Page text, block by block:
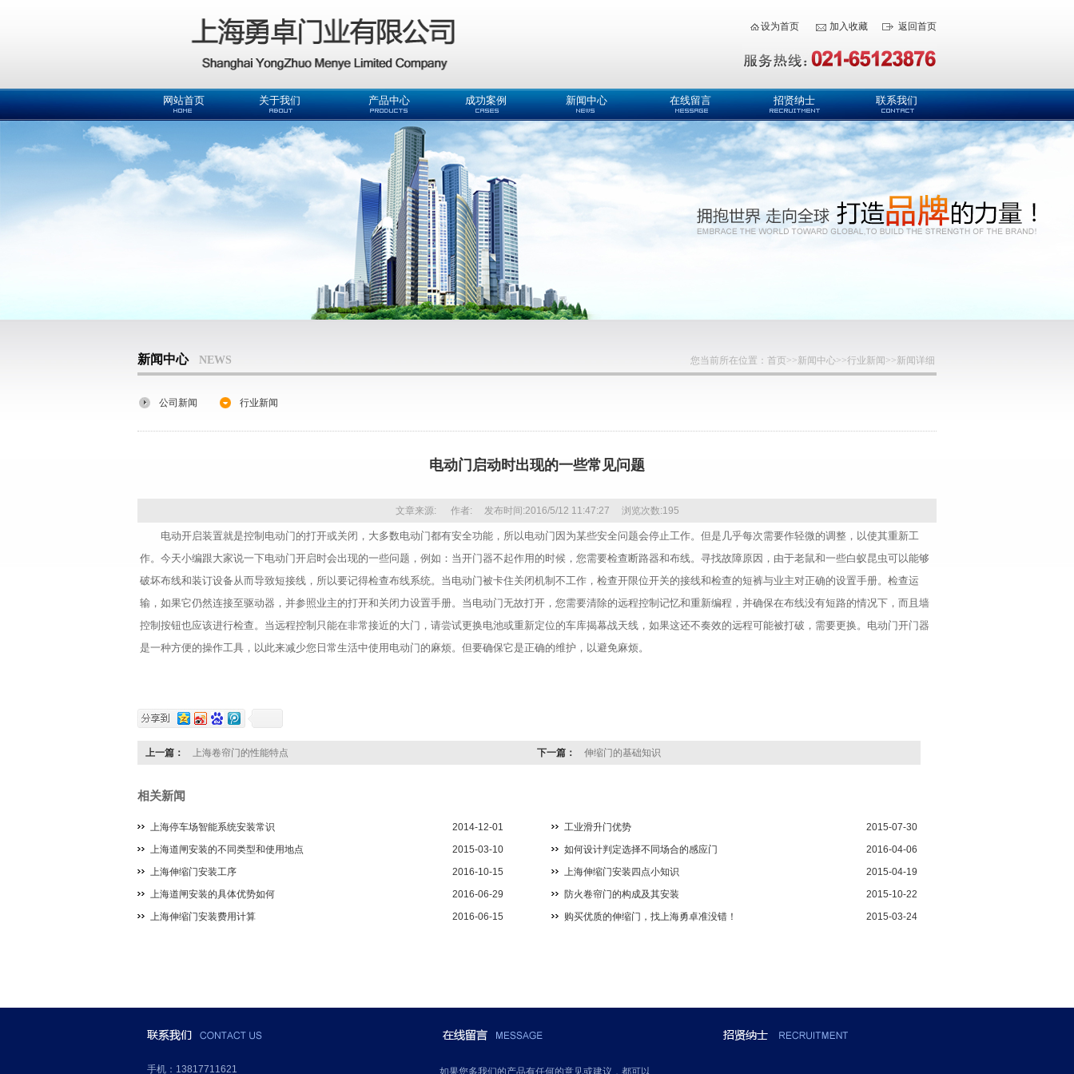
设为首页 加入收藏 返回首页
网站首页 关于我们 产品中心 成功案例 新闻中心 在线留言 招贤纳士 联系我们
新闻中心 NEWS 您当前所在位置： 首页>>新闻中心>>行业新闻 >>新闻详细
公司新闻 行业新闻
电动门启动时出现的一些常见问题
文章来源: 作者: 发布时间:2016/5/12 11:47:27 浏览次数:195
电动开启装置就是控制电动门的打开或关闭，大多数电动门都有安全功能，所以电动门因为某些安全问题会停止工作。但是几乎每次需要作轻微的调整，以使其重新工
作。今天小编跟大家说一下电动门开启时会出现的一些问题，例如：当开门器不起作用的时候，您需要检查断路器和布线。寻找故障原因，由于老鼠和一些白蚁昆虫可以能够
破坏布线和装订设备从而导致短接线，所以要记得检查布线系统。当电动门被卡住关闭机制不工作，检查开限位开关的接线和检查的短裤与业主对正确的设置手册。检查运
输，如果它仍然连接至驱动器，并参照业主的打开和关闭力设置手册。当电动门无故打开，您需要清除的远程控制记忆和重新编程，并确保在布线没有短路的情况下，而且墙
控制按钮也应该进行检查。当远程控制只能在非常接近的大门，请尝试更换电池或重新定位的车库揭幕战天线，如果这还不奏效的远程可能被打破，需要更换。电动门开门器
是一种方便的操作工具，以此来减少您日常生活中使用电动门的麻烦。但要确保它是正确的维护，以避免麻烦。
上一篇： 上海卷帘门的性能特点 下一篇： 伸缩门的基础知识
相关新闻
2014-12-01
上海停车场智能系统安装常识 2015-07-30
工业滑升门优势
2015-03-10
上海道闸安装的不同类型和使用地点 2016-04-06
如何设计判定选择不同场合的感应门
2016-10-15
上海伸缩门安装工序 2015-04-19
上海伸缩门安装四点小知识
2016-06-29
上海道闸安装的具体优势如何 2015-10-22
防火卷帘门的构成及其安装
2016-06-15
上海伸缩门安装费用计算 2015-03-24
购买优质的伸缩门，找上海勇卓准没错！
手机：13817711621 如果您多我们的产品有任何的意见或建议，都可以